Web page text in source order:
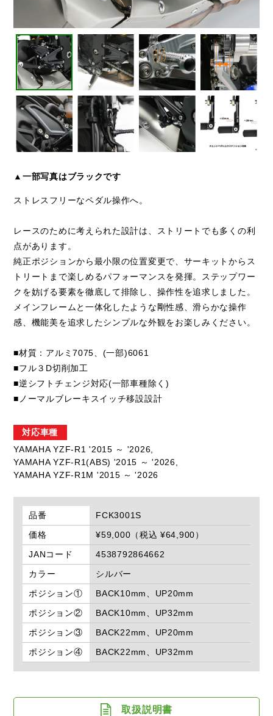
▲一部写真はブラックです
ストレスフリーなペダル操作へ。
レースのために考えられた設計は、ストリートでも多くの利
点があります。
純正ポジションから最小限の位置変更で、サーキットからス
トリートまで楽しめるパフォーマンスを発揮。ステップワー
クを妨げる要素を徹底して排除し、操作性を追求しました。
メインフレームと一体化したような剛性感、滑らかな操作
感、機能美を追求したシンプルな外観をお楽しみください。
■材質：アルミ7075、(一部)6061
■フル３D切削加工
■逆シフトチェンジ対応(一部車種除く)
■ノーマルブレーキスイッチ移設設計
対応車種
YAMAHA YZF-R1 '2015 ～ '2026,
YAMAHA YZF-R1(ABS) '2015 ～ '2026,
YAMAHA YZF-R1M '2015 ～ '2026
品番
FCK3001S
価格
¥59,000（税込 ¥64,900）
JANコード
4538792864662
カラー
シルバー
ポジション①
BACK10mm、UP20mm
ポジション②
BACK10mm、UP32mm
ポジション③
BACK22mm、UP20mm
ポジション④
BACK22mm、UP32mm
取扱説明書